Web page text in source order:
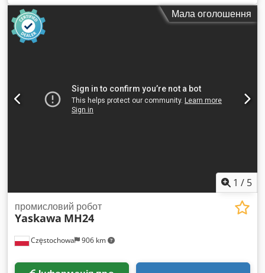
Мала оголошення
1 / 5
Częstochowa 906 km
промисловий робот
Yaskawa MH24